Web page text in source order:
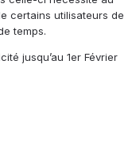
certains utilisateurs de
temps.
jusqu’au 1er Février